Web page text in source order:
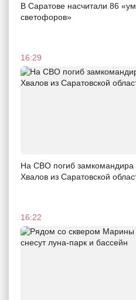
В Саратове насчитали 86
светофоров»
16:29
На СВО погиб замкомандира
Хвалов из Саратовской
16:22